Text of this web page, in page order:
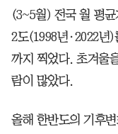
(3~5월) 전국 월 평균
2도(1998년·2022년)
까지 찍었다. 초겨울
람이 많았다.
올해 한반도의 기후